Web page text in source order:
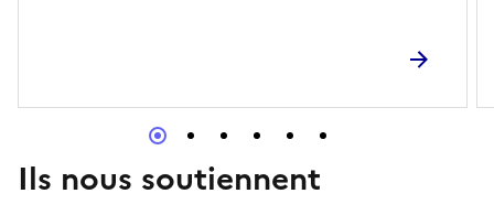
www.chateaudutroncq.com.
Ils nous soutiennent